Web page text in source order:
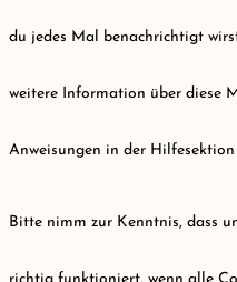
du jedes Mal benachrichtigt
weitere Information über diese
Anweisungen in der Hilfesektion
Bitte nimm zur Kenntnis, dass